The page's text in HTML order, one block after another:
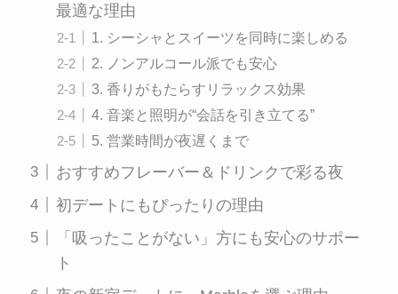
最適な理由
1. シーシャとスイーツを同時に楽しめる
2. ノンアルコール派でも安心
3. 香りがもたらすリラックス効果
4. 音楽と照明が“会話を引き立てる”
5. 営業時間が夜遅くまで
おすすめフレーバー＆ドリンクで彩る夜
初デートにもぴったりの理由
「吸ったことがない」方にも安心のサポー
ト